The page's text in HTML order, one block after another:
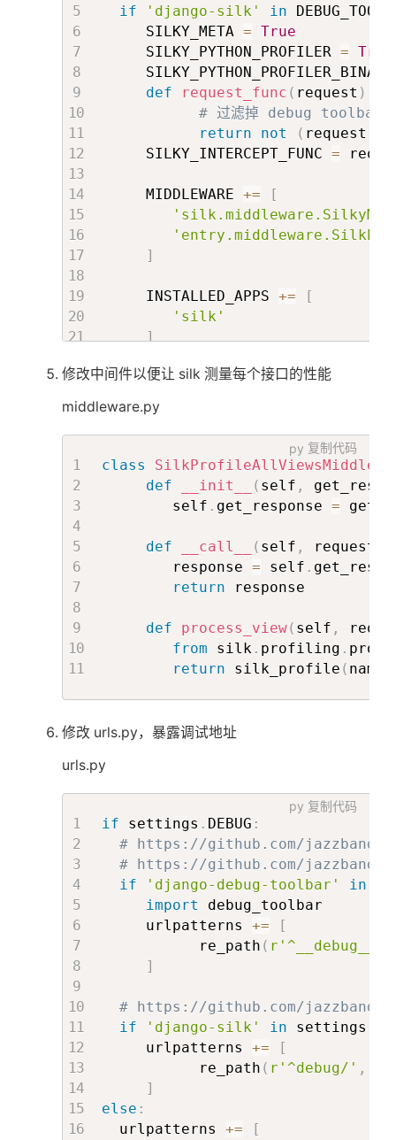
if
'django-silk' in DEBUG_TOOLS
     SILKY_META
= True
     SILKY_PYTHON_PROFILER
= True
def
request_func ( request )
# 过滤掉 debug toolbar
return
not ( request
     SILKY_INTERCEPT_FUNC
=
     MIDDLEWARE
+=
[
]
     INSTALLED_APPS
+=
[
'silk'
]
if 'django-debug-toolbar'
]
     INSTALLED_APPS
+=
'debug_toolbar' ,
'pympler'
'debug_toolbar_mongo' ,
'pyflame'
     INTERNAL_IPS
=
[
"127.0.0.1" ,
"localhost"
def custom_show_toolbar
# 路径为 /debug，即显
     DEBUG_TOOLBAR_CONFIG
'SHOW_TOOLBAR_CALLBACK'
}
     DEBUG_TOOLBAR_PANELS
修改中间件以便让 silk 测量每个接口的性能
middleware.py
py 复制代码
class
def
__init__ ( self ,
        self
. get_response =
def __call__ ( self , request
        response
= self .
return response
def process_view( self ,
from silk . profiling .
return silk_profile ( name
修改 urls.py，暴露调试地址
urls.py
py 复制代码
if settings . DEBUG :
# https://github.com/
# https://github.com/jazzband/
if
'django-debug-toolbar' in
import
debug_toolbar
     urlpatterns
+=
[
           re_path
( r'^__debug__/'
]
# https://github.com/
if
'django-silk' in settings
     urlpatterns
+=
[
           re_path
( r'^debug/' ,
]
else :
  urlpatterns
+=
[